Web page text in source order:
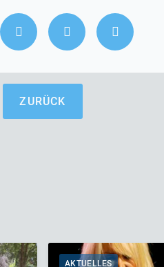
ZURÜCK
AKTUELLES